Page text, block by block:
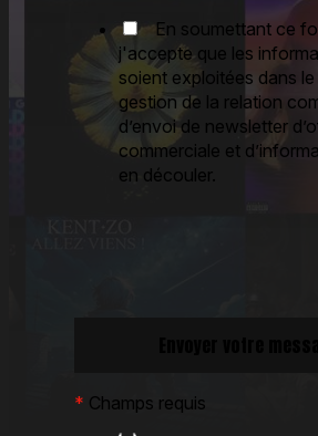
En soumettant ce
j'accepte que les
soient exploitées dans
gestion de la relation
d’envoi de newsletter
commerciale et
en découler.
* Champs requis